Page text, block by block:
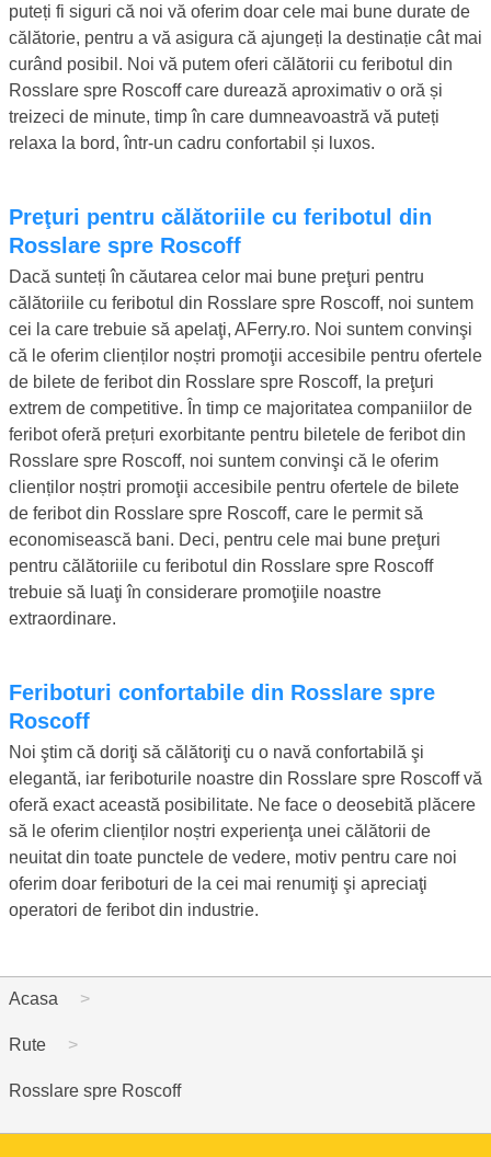
puteți fi siguri că noi vă oferim doar cele mai bune durate de
călătorie, pentru a vă asigura că ajungeți la destinație cât mai
curând posibil. Noi vă putem oferi călătorii cu feribotul din
Rosslare spre Roscoff care durează aproximativ o oră și
treizeci de minute, timp în care dumneavoastră vă puteți
relaxa la bord, într-un cadru confortabil și luxos.
Preţuri pentru călătoriile cu feribotul din
Rosslare spre Roscoff
Dacă sunteți în căutarea celor mai bune preţuri pentru
călătoriile cu feribotul din Rosslare spre Roscoff, noi suntem
cei la care trebuie să apelaţi, AFerry.ro. Noi suntem convinşi
că le oferim clienților noștri promoţii accesibile pentru ofertele
de bilete de feribot din Rosslare spre Roscoff, la preţuri
extrem de competitive. În timp ce majoritatea companiilor de
feribot oferă prețuri exorbitante pentru biletele de feribot din
Rosslare spre Roscoff, noi suntem convinşi că le oferim
clienților noștri promoţii accesibile pentru ofertele de bilete
de feribot din Rosslare spre Roscoff, care le permit să
economisească bani. Deci, pentru cele mai bune preţuri
pentru călătoriile cu feribotul din Rosslare spre Roscoff
trebuie să luaţi în considerare promoţiile noastre
extraordinare.
Feriboturi confortabile din Rosslare spre
Roscoff
Noi ştim că doriţi să călătoriţi cu o navă confortabilă şi
elegantă, iar feriboturile noastre din Rosslare spre Roscoff vă
oferă exact această posibilitate. Ne face o deosebită plăcere
să le oferim clienților noștri experienţa unei călătorii de
neuitat din toate punctele de vedere, motiv pentru care noi
oferim doar feriboturi de la cei mai renumiţi şi apreciaţi
operatori de feribot din industrie.
Acasa
Rute
Rosslare spre Roscoff